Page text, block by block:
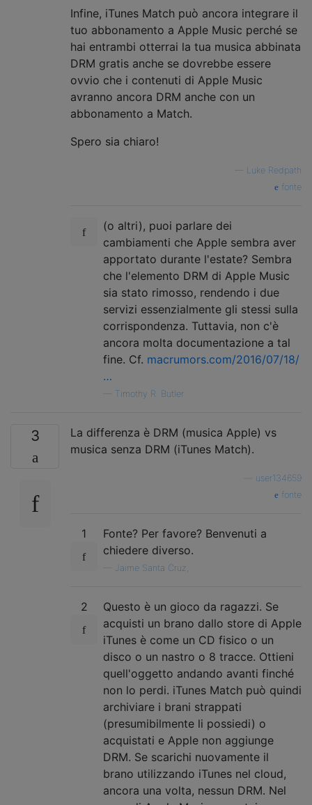
Infine, iTunes Match può ancora integrare il
tuo abbonamento a Apple Music perché se
hai entrambi otterrai la tua musica abbinata
DRM gratis anche se dovrebbe essere
ovvio che i contenuti di Apple Music
avranno ancora DRM anche con un
abbonamento a Match.
Spero sia chiaro!
Luke Redpath
fonte
(o altri), puoi parlare dei
cambiamenti che Apple sembra aver
apportato durante l'estate? Sembra
che l'elemento DRM di Apple Music
sia stato rimosso, rendendo i due
servizi essenzialmente gli stessi sulla
corrispondenza. Tuttavia, non c'è
ancora molta documentazione a tal
fine. Cf. macrumors.com/2016/07/18/
…
Timothy R. Butler
3
La differenza è DRM (musica Apple) vs
musica senza DRM (iTunes Match).
user134659
fonte
1
Fonte? Per favore? Benvenuti a
chiedere diverso.
Jaime Santa Cruz,
2
Questo è un gioco da ragazzi. Se
acquisti un brano dallo store di Apple
iTunes è come un CD fisico o un
disco o un nastro o 8 tracce. Ottieni
quell'oggetto andando avanti finché
non lo perdi. iTunes Match può quindi
archiviare i brani strappati
(presumibilmente li possiedi) o
acquistati e Apple non aggiunge
DRM. Se scarichi nuovamente il
brano utilizzando iTunes nel cloud,
ancora una volta, nessun DRM. Nel